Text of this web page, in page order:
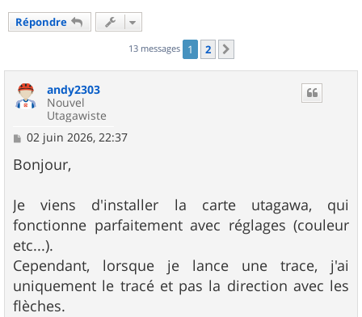
Répondre
13 messages 1 2
andy2303
Nouvel
Utagawiste
M
s
s
g
e
02 juin 2026, 22:37
Bonjour,
Je viens d'installer la carte utagawa, qui
fonctionne parfaitement avec réglages (couleur
etc...).
Cependant, lorsque je lance une trace, j'ai
uniquement le tracé et pas la direction avec les
flèches.